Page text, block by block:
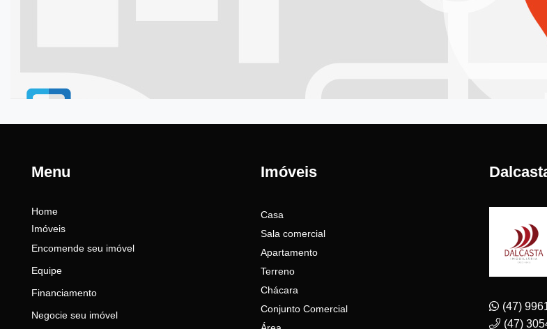
Menu
Home
Imóveis
Encomende seu imóvel
Equipe
Financiamento
Negocie seu imóvel
Imóveis
Casa
Sala comercial
Apartamento
Terreno
Chácara
Conjunto Comercial
(47)
(47)